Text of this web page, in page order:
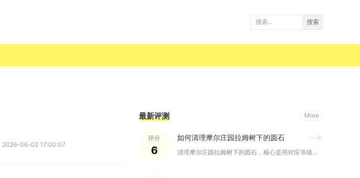
搜索
2026-06-02 17:00:07
最新评测 More
评分
6
如何清理摩尔庄园拉姆树下的圆石
清理摩尔庄园拉姆树下的圆石，核心是用对应等级铁镐、按小/大石...